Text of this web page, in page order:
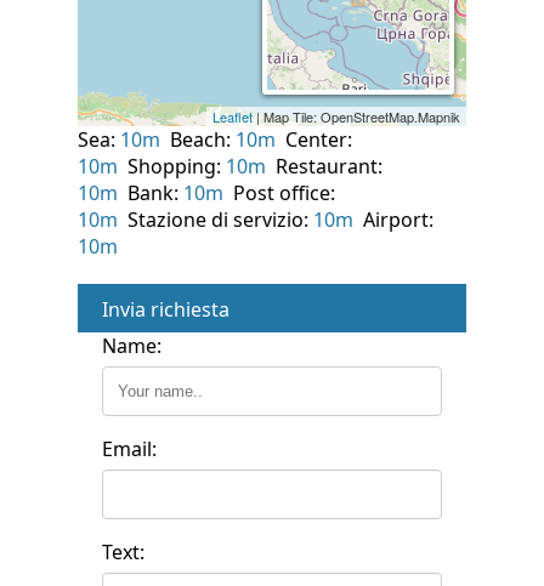
Sea: 10m Beach: 10m Center:
10m Shopping: 10m Restaurant:
10m Bank: 10m Post office:
10m Stazione di servizio: 10m Airport:
10m
Invia richiesta
Name:
Email:
Text: